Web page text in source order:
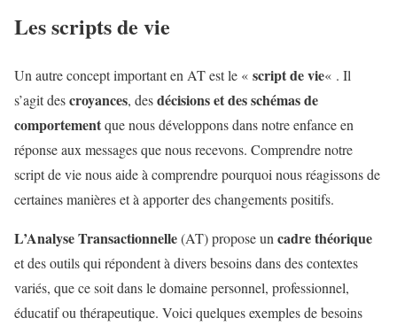
Les scripts de vie
Un autre concept important en AT est le « script de vie« . Il
s’agit descroyances, desdécisions et des schémas de
comportementque nous développons dans notre enfance en
réponse aux messages que nous recevons. Comprendre notre
script de vie nous aide à comprendre pourquoi nous réagissons de
certaines manières et à apporter des changements positifs.
L’Analyse Transactionnelle(AT) propose un cadre théorique
et des outils qui répondent à divers besoins dans des contextes
variés, que ce soit dans le domaine personnel, professionnel,
éducatif ou thérapeutique. Voici quelques exemples de besoins